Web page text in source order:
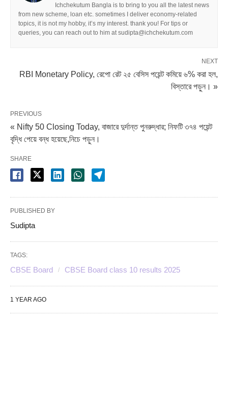
Ichchekutum Bangla is to bring to you all the latest news
from new scheme, loan etc. sometimes I deliver economy-related
topics, it is not my hobby, it’s my interest. thank you! For tips or
queries, you can reach out to him at sudipta@ichchekutum.com
NEXT
RBI Monetary Policy, রেপো রেট ২৫ বেসিস পয়েন্ট কমিয়ে ৬% করা হল,
বিস্তারে পড়ুন। »
PREVIOUS
« Nifty 50 Closing Today, বাজারে দুর্দান্ত পুনরুদ্ধার; নিফটি ৩৭৪ পয়েন্ট
বৃদ্ধি পেয়ে বন্ধ হয়েছে,নিচে পড়ুন।
SHARE
PUBLISHED BY
Sudipta
TAGS:
CBSE Board CBSE Board class 10 results 2025
1 YEAR AGO